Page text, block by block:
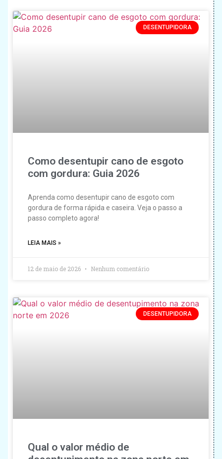
DESENTUPIDORA
Como desentupir cano de esgoto
com gordura: Guia 2026
Aprenda como desentupir cano de esgoto com
gordura de forma rápida e caseira. Veja o passo a
passo completo agora!
LEIA MAIS »
12 de maio de 2026 Nenhum comentário
DESENTUPIDORA
Qual o valor médio de